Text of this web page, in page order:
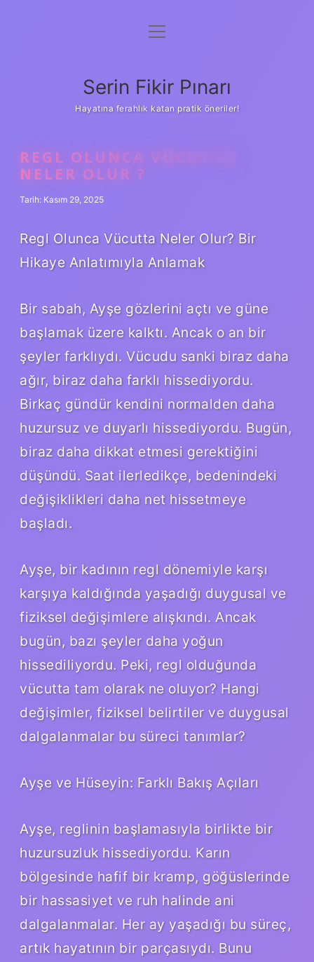
Gizlilik Politikası
Yasal Uyarı
menüyü
Serin Fikir Pınarı
Hayatına ferahlık katan pratik öneriler!
REGL OLUNCA VÜCUTTA
NELER OLUR ?
Tarih: Kasım 29, 2025
Regl Olunca Vücutta Neler Olur? Bir
Hikaye Anlatımıyla Anlamak
Bir sabah, Ayşe gözlerini açtı ve güne
başlamak üzere kalktı. Ancak o an bir
şeyler farklıydı. Vücudu sanki biraz daha
ağır, biraz daha farklı hissediyordu.
Birkaç gündür kendini normalden daha
huzursuz ve duyarlı hissediyordu. Bugün,
biraz daha dikkat etmesi gerektiğini
düşündü. Saat ilerledikçe, bedenindeki
değişiklikleri daha net hissetmeye
başladı.
Ayşe, bir kadının regl dönemiyle karşı
karşıya kaldığında yaşadığı duygusal ve
fiziksel değişimlere alışkındı. Ancak
bugün, bazı şeyler daha yoğun
hissediliyordu. Peki, regl olduğunda
vücutta tam olarak ne oluyor? Hangi
değişimler, fiziksel belirtiler ve duygusal
dalgalanmalar bu süreci tanımlar?
Ayşe ve Hüseyin: Farklı Bakış Açıları
Ayşe, reglinin başlamasıyla birlikte bir
huzursuzluk hissediyordu. Karın
bölgesinde hafif bir kramp, göğüslerinde
bir hassasiyet ve ruh halinde ani
dalgalanmalar. Her ay yaşadığı bu süreç,
artık hayatının bir parçasıydı. Bunu